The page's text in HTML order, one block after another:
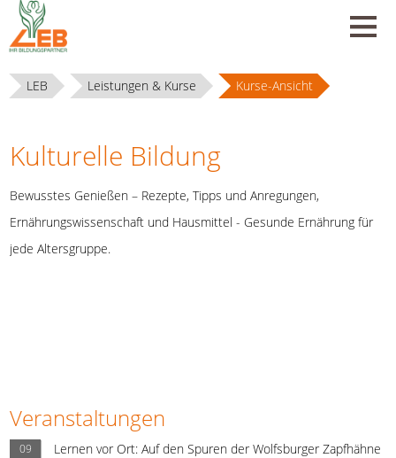
LEB Leistungen & Kurse Kurse-Ansicht
Kulturelle Bildung
Bewusstes Genießen – Rezepte, Tipps und Anregungen,
Ernährungswissenschaft und Hausmittel - Gesunde Ernährung für
jede Altersgruppe.
Veranstaltungen
09
Lernen vor Ort: Auf den Spuren der Wolfsburger Zapfhähne